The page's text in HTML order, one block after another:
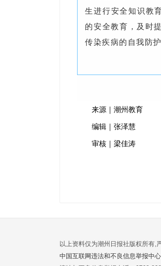
生进行安全知识教
的安全教育，及时
传染疾病的自我防
来源｜潮州教育
编辑｜张泽慧
审核｜梁佳涛
以上资料仅为潮州日报社版权所有,
中国互联网违法和不良信息举报中